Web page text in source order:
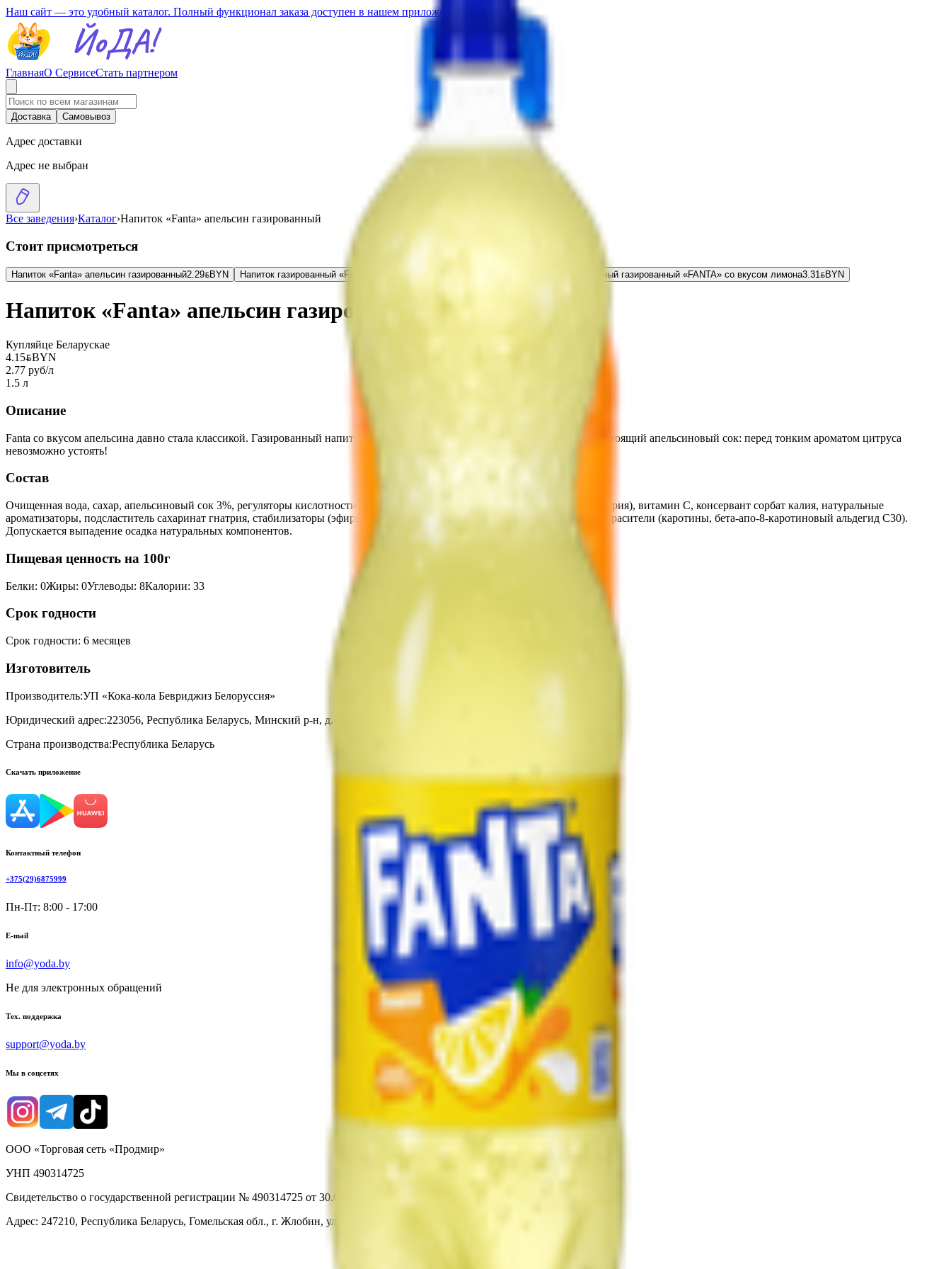
Наш сайт — это удобный каталог. Полный функционал заказа доступен в нашем приложении.
ГлавнаяО СервисеСтать партнером
Доставка Самовывоз
Адрес доставки
Адрес не выбран
Все заведения›Каталог›Напиток «Fanta» апельсин газированный
Стоит присмотреться
Напиток «Fanta» апельсин газированный2.29BYNBYN Напиток газированный «Fanta» апельсиновый вкус Напиток безалкогольный газированный «FANTA» со вкусом лимона3.31BYNBYN
Напиток «Fanta» апельсин газированный
Купляйце Беларускае
4.15BYNBYN
2.77 руб/л
1.5 л
Описание
Fanta со вкусом апельсина давно стала классикой. Газированный напиток жизнерадостного оранжевого цвета содержит настоящий апельсиновый сок: перед тонким ароматом цитруса
невозможно устоять!
Состав
Очищенная вода, сахар, апельсиновый сок 3%, регуляторы кислотности (лимонная кислота, яблочная кислота, глюконат натрия), витамин С, консервант сорбат калия, натуральные
ароматизаторы, подсластитель сахаринат гнатрия, стабилизаторы (эфиры глицерина и смоляных кислот, гуаровая камедь), красители (каротины, бета-апо-8-каротиновый альдегид С30).
Допускается выпадение осадка натуральных компонентов.
Пищевая ценность на 100г
Белки: 0Жиры: 0Углеводы: 8Калории: 33
Срок годности
Срок годности: 6 месяцев
Изготовитель
Производитель:УП «Кока-кола Бевриджиз Белоруссия»
Юридический адрес:223056, Республика Беларусь, Минский р-н, д. Колядичи, 147
Страна производства:Республика Беларусь
Скачать приложение
Контактный телефон
+375(29)6875999
Пн-Пт: 8:00 - 17:00
E-mail
info@yoda.by
Не для электронных обращений
Тех. поддержка
support@yoda.by
Мы в соцсетях
ООО «Торговая сеть «Продмир»
УНП 490314725
Свидетельство о государственной регистрации № 490314725 от 30.05.2003г выдано Гомельским облисполкомом
Адрес: 247210, Республика Беларусь, Гомельская обл., г. Жлобин, ул. Козлова 2-А